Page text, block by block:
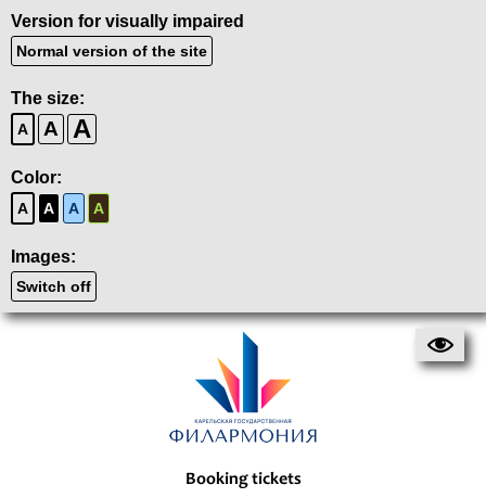
Version for visually impaired
Normal version of the site
The size:
A A A
Color:
A A A A
Images:
Switch off
Booking tickets